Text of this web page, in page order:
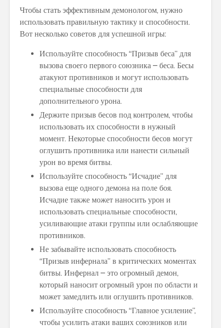
Чтобы стать эффективным демонологом, нужно
использовать правильную тактику и способности.
Вот несколько советов для успешной игры:
Используйте способность “Призыв беса” для
вызова своего первого союзника – беса. Бесы
атакуют противников и могут использовать
специальные способности для
дополнительного урона.
Держите призыв бесов под контролем, чтобы
использовать их способности в нужный
момент. Некоторые способности бесов могут
оглушить противника или нанести сильный
урон во время битвы.
Используйте способность “Исчадие” для
вызова еще одного демона на поле боя.
Исчадие также может наносить урон и
использовать специальные способности,
усиливающие атаки группы или ослабляющие
противников.
Не забывайте использовать способность
“Призыв инфернала” в критических моментах
битвы. Инфернал – это огромный демон,
который наносит огромный урон по области и
может замедлить или оглушить противников.
Используйте способность “Главное усиление”,
чтобы усилить атаки ваших союзников или